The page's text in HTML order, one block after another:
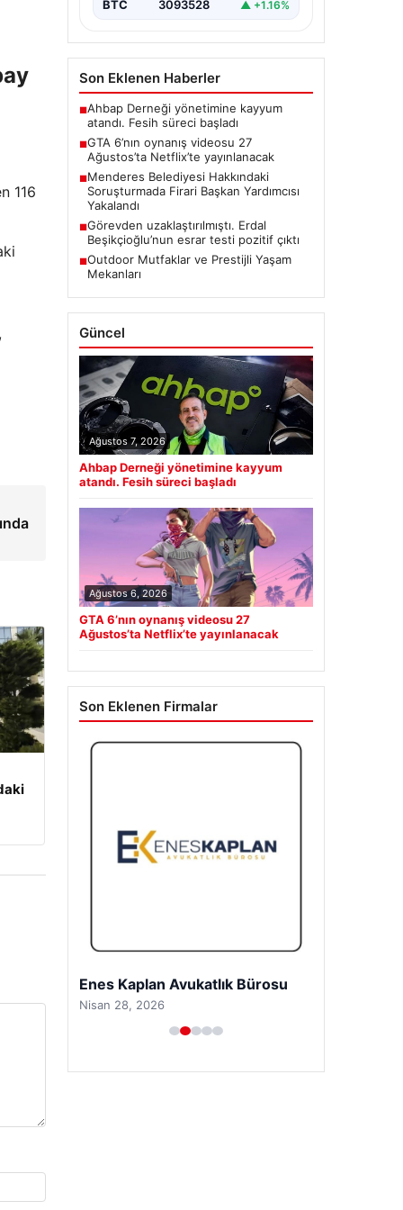
116
BTC 3093528 ▲ +1.16%
Son Eklenen Haberler
■Ahbap Derneği yönetimine kayyum
atandı. Fesih süreci başladı
■GTA 6’nın oynanış videosu 27
Ağustos’ta Netflix’te yayınlanacak
■Menderes Belediyesi Hakkındaki
Soruşturmada Firari Başkan Yardımcısı
Yakalandı
■Görevden uzaklaştırılmıştı. Erdal
Beşikçioğlu’nun esrar testi pozitif çıktı
■Outdoor Mutfaklar ve Prestijli Yaşam
Mekanları
Güncel
Ağustos 7, 2026
Ahbap Derneği yönetimine kayyum
atandı. Fesih süreci başladı
Ağustos 6, 2026
GTA 6’nın oynanış videosu 27
Ağustos’ta Netflix’te yayınlanacak
Son Eklenen Firmalar
Enes Kaplan Avukatlık Bürosu
Nisan 28, 2026